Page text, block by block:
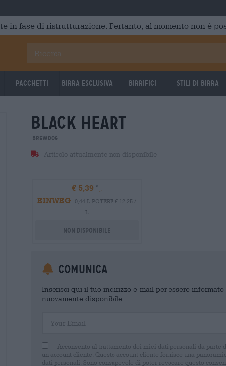
in fase di ristrutturazione. Pertanto, al momento non è
Pacchetti Birra Esclusiva Birrifici Stili di birra
black heart
BrewDog
Articolo attualmente non disponibile
€ 5,39
EINWEG
0,44 L POTERE € 12,25 /
L
Non disponibile
Comunica
Inserisci qui il tuo indirizzo e-mail per essere
nuovamente disponibile.
Acconsento al trattamento dei miei dati personali da parte
un account cliente. Questo account cliente fornisce una
dati personali. Sono consapevole di poter revocare questo